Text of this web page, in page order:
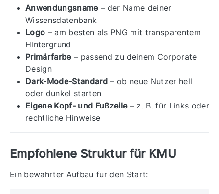
Anwendungsname– der Name deiner
Wissensdatenbank
Logo – am besten als PNG mit transparentem
Hintergrund
Primärfarbe– passend zu deinem Corporate
Design
Dark-Mode-Standard– ob neue Nutzer hell
oder dunkel starten
Eigene Kopf- und Fußzeile– z. B. für Links oder
rechtliche Hinweise
Empfohlene Struktur für KMU
Ein bewährter Aufbau für den Start: